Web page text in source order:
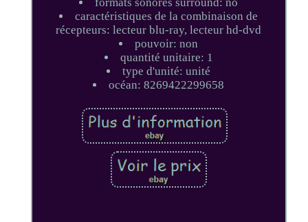
caractéristiques de la combinaison de
récepteurs: lecteur blu-ray, lecteur hd-dvd
pouvoir: non
quantité unitaire: 1
type d'unité: unité
océan: 8269422299658